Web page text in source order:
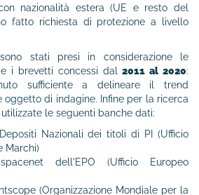
nazionalità estera (UE e resto del
fatto richiesta di protezione a livello
stati presi in considerazione le
i brevetti concessi dal2011 al 2020:
sufficiente a delineare il trend
di indagine. Infine per la ricerca
le seguenti banche dati:
Nazionali dei titoli di PI (Ufficio
Marchi)
dell'EPO (Ufficio Europeo
(Organizzazione Mondiale per la